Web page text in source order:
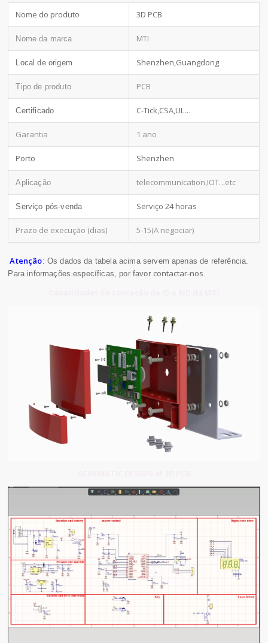
Nome do produto 3D PCB
Nome da marca MTI
Local de origem Shenzhen,Guangdong
Tipo de produto PCB
Certificado C-Tick,CSA,UL…
Garantia 1 ano
Porto Shenzhen
Aplicação telecommunication,IOT...etc
Serviço pós-venda Serviço 24 horas
Prazo de execução (dias) 5-15(A negociar)
Atenção: Os dados da tabela acima servem apenas de referência.
Para informações específicas, por favor contactar-nos.